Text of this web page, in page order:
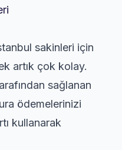
sakinleri için
artık çok kolay.
sağlanan
ödemelerinizi
kullanarak